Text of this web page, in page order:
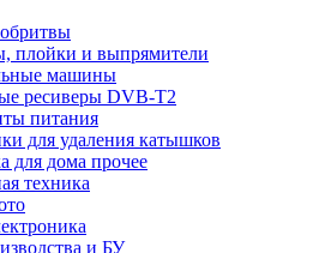
плойки и выпрямители
машины
ресиверы DVB-T2
питания
для удаления катышков
для дома прочее
техника
и БУ